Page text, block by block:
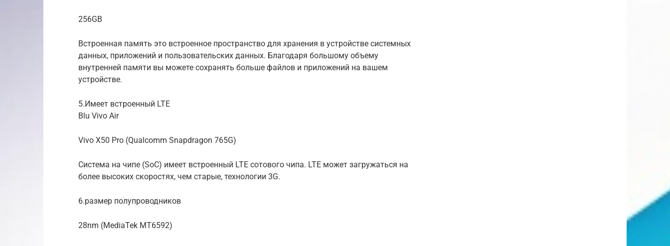
256GB
Встроенная память это встроенное пространство для хранения в устройстве системных
данных, приложений и пользовательских данных. Благодаря большому объему
внутренней памяти вы можете сохранять больше файлов и приложений на вашем
устройстве.
5.Имеет встроенный LTE
Blu Vivo Air
Vivo X50 Pro (Qualcomm Snapdragon 765G)
Система на чипе (SoC) имеет встроенный LTE сотового чипа. LTE может загружаться на
более высоких скоростях, чем старые, технологии 3G.
6.размер полупроводников
28nm (MediaTek MT6592)